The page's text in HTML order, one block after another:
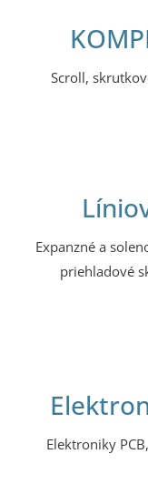
Scroll,
Expanzné a
priehladové
Elektroniky